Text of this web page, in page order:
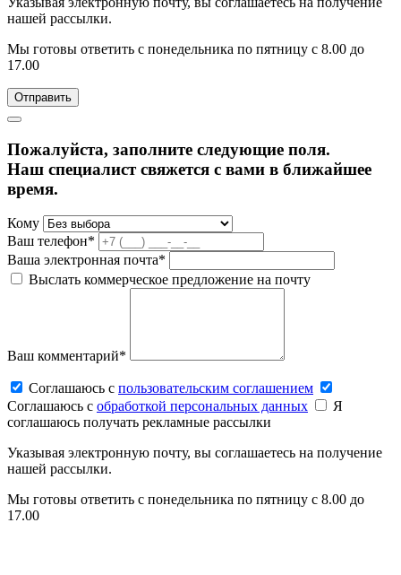
нашей рассылки.
Мы готовы ответить с понедельника по пятницу с 8.00 до
17.00
Пожалуйста, заполните следующие поля.
Наш специалист свяжется с вами в ближайшее
время.
Кому
Ваш телефон*
Ваша электронная почта*
Выслать коммерческое предложение на почту
Ваш комментарий*
Соглашаюсь c пользовательским соглашением
Соглашаюсь c обработкой персональных данных
Я
соглашаюсь получать рекламные рассылки
Указывая электронную почту, вы соглашаетесь на получение
нашей рассылки.
Мы готовы ответить с понедельника по пятницу с 8.00 до
17.00